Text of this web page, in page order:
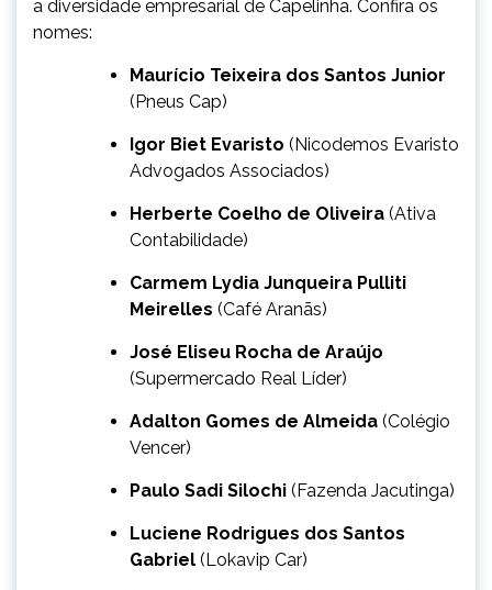
a diversidade empresarial de Capelinha. Confira os
nomes:
Maurício Teixeira dos Santos Junior
(Pneus Cap)
Igor Biet Evaristo (Nicodemos Evaristo
Advogados Associados)
Herberte Coelho de Oliveira (Ativa
Contabilidade)
Carmem Lydia Junqueira Pulliti
Meirelles (Café Aranãs)
José Eliseu Rocha de Araújo
(Supermercado Real Líder)
Adalton Gomes de Almeida (Colégio
Vencer)
Paulo Sadi Silochi (Fazenda Jacutinga)
Luciene Rodrigues dos Santos
Gabriel (Lokavip Car)